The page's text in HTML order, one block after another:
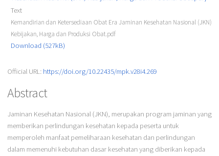
Text
Kemandirian dan Ketersediaan Obat Era Jaminan Kesehatan Nasional (JKN)
Kebijakan, Harga dan Produksi Obat.pdf
Download (527kB)
Official URL: https://doi.org/10.22435/mpk.v28i4.269
Abstract
Jaminan Kesehatan Nasional (JKN), merupakan program jaminan yang
memberikan perlindungan kesehatan kepada peserta untuk
memperoleh manfaat pemeliharaan kesehatan dan perlindungan
dalam memenuhi kebutuhan dasar kesehatan yang diberikan kepada